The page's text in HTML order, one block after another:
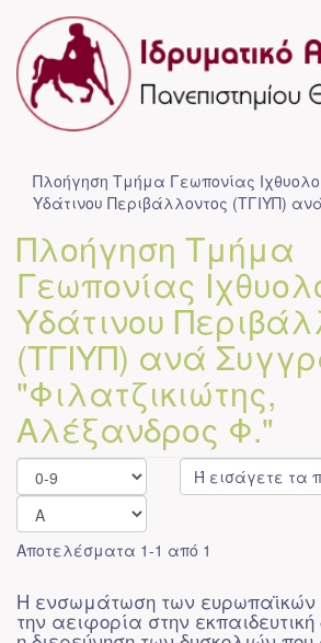
Πλοήγηση Τμήμα Γεωπονίας
Υδάτινου Περιβάλλοντος (ΤΓΙΥΠ)
Πλοήγηση Τμήμα
Γεωπονίας
Υδάτινου
(ΤΓΙΥΠ) ανά
"Φιλατζικιώτης,
Αλέξανδρος Φ."
Αποτελέσματα 1-1 από 1
Η ενσωμάτωση των ευρωπαϊκών
την αειφορία στην